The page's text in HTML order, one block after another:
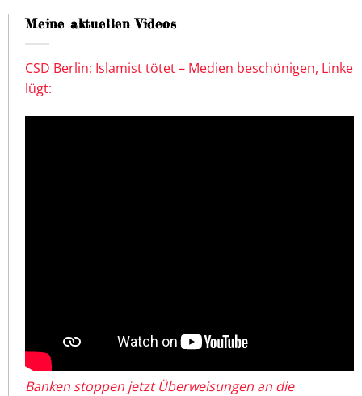
Meine aktuellen Videos
CSD Berlin: Islamist tötet – Medien beschönigen, Linke
lügt:
Banken stoppen jetzt Überweisungen an die